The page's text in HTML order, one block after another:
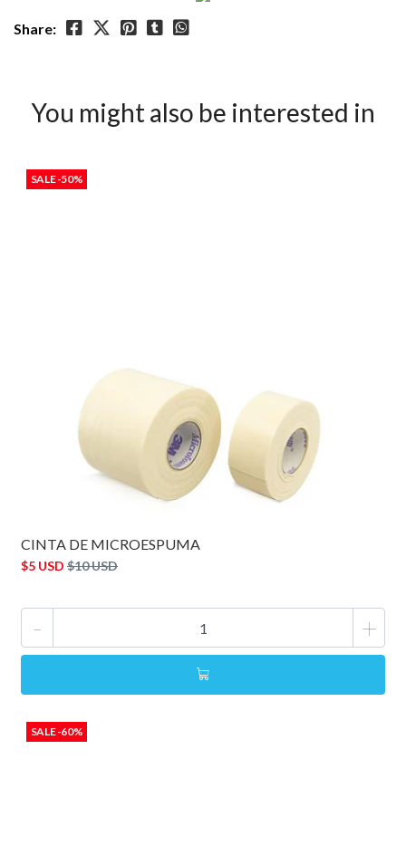
Share:
You might also be interested in
SALE -50%
CINTA DE MICROESPUMA
$5 USD $10 USD
- +
SALE -60%